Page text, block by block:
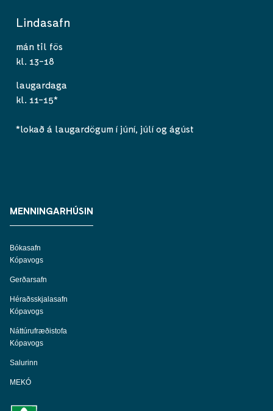
Lindasafn
mán til fös
kl. 13-18
laugardaga
kl. 11-15*
*lokað á laugardögum í júní, júlí og ágúst
MENNINGARHÚSIN
Bókasafn
Kópavogs
Gerðarsafn
Héraðsskjalasafn
Kópavogs
Náttúrufræðistofa
Kópavogs
Salurinn
MEKÓ